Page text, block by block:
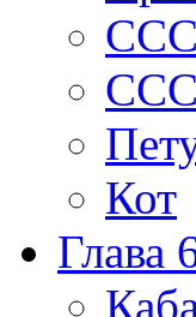
Кот
Глава